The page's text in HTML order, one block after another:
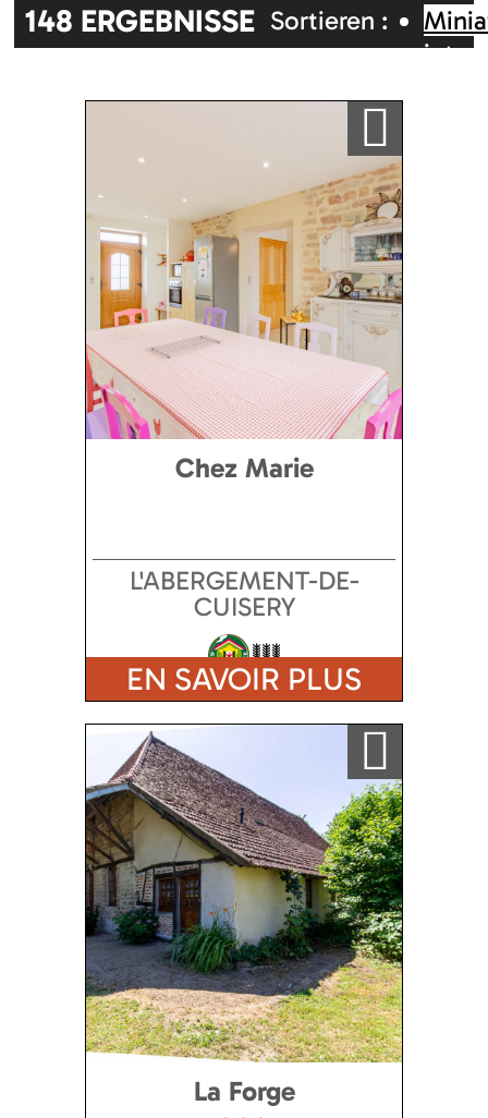
148 ERGEBNISSE Sortieren :
Ajouter a ma sélection
Chez Marie
L'ABERGEMENT-DE-
CUISERY
EN SAVOIR PLUS
Ajouter a ma sélection
La Forge